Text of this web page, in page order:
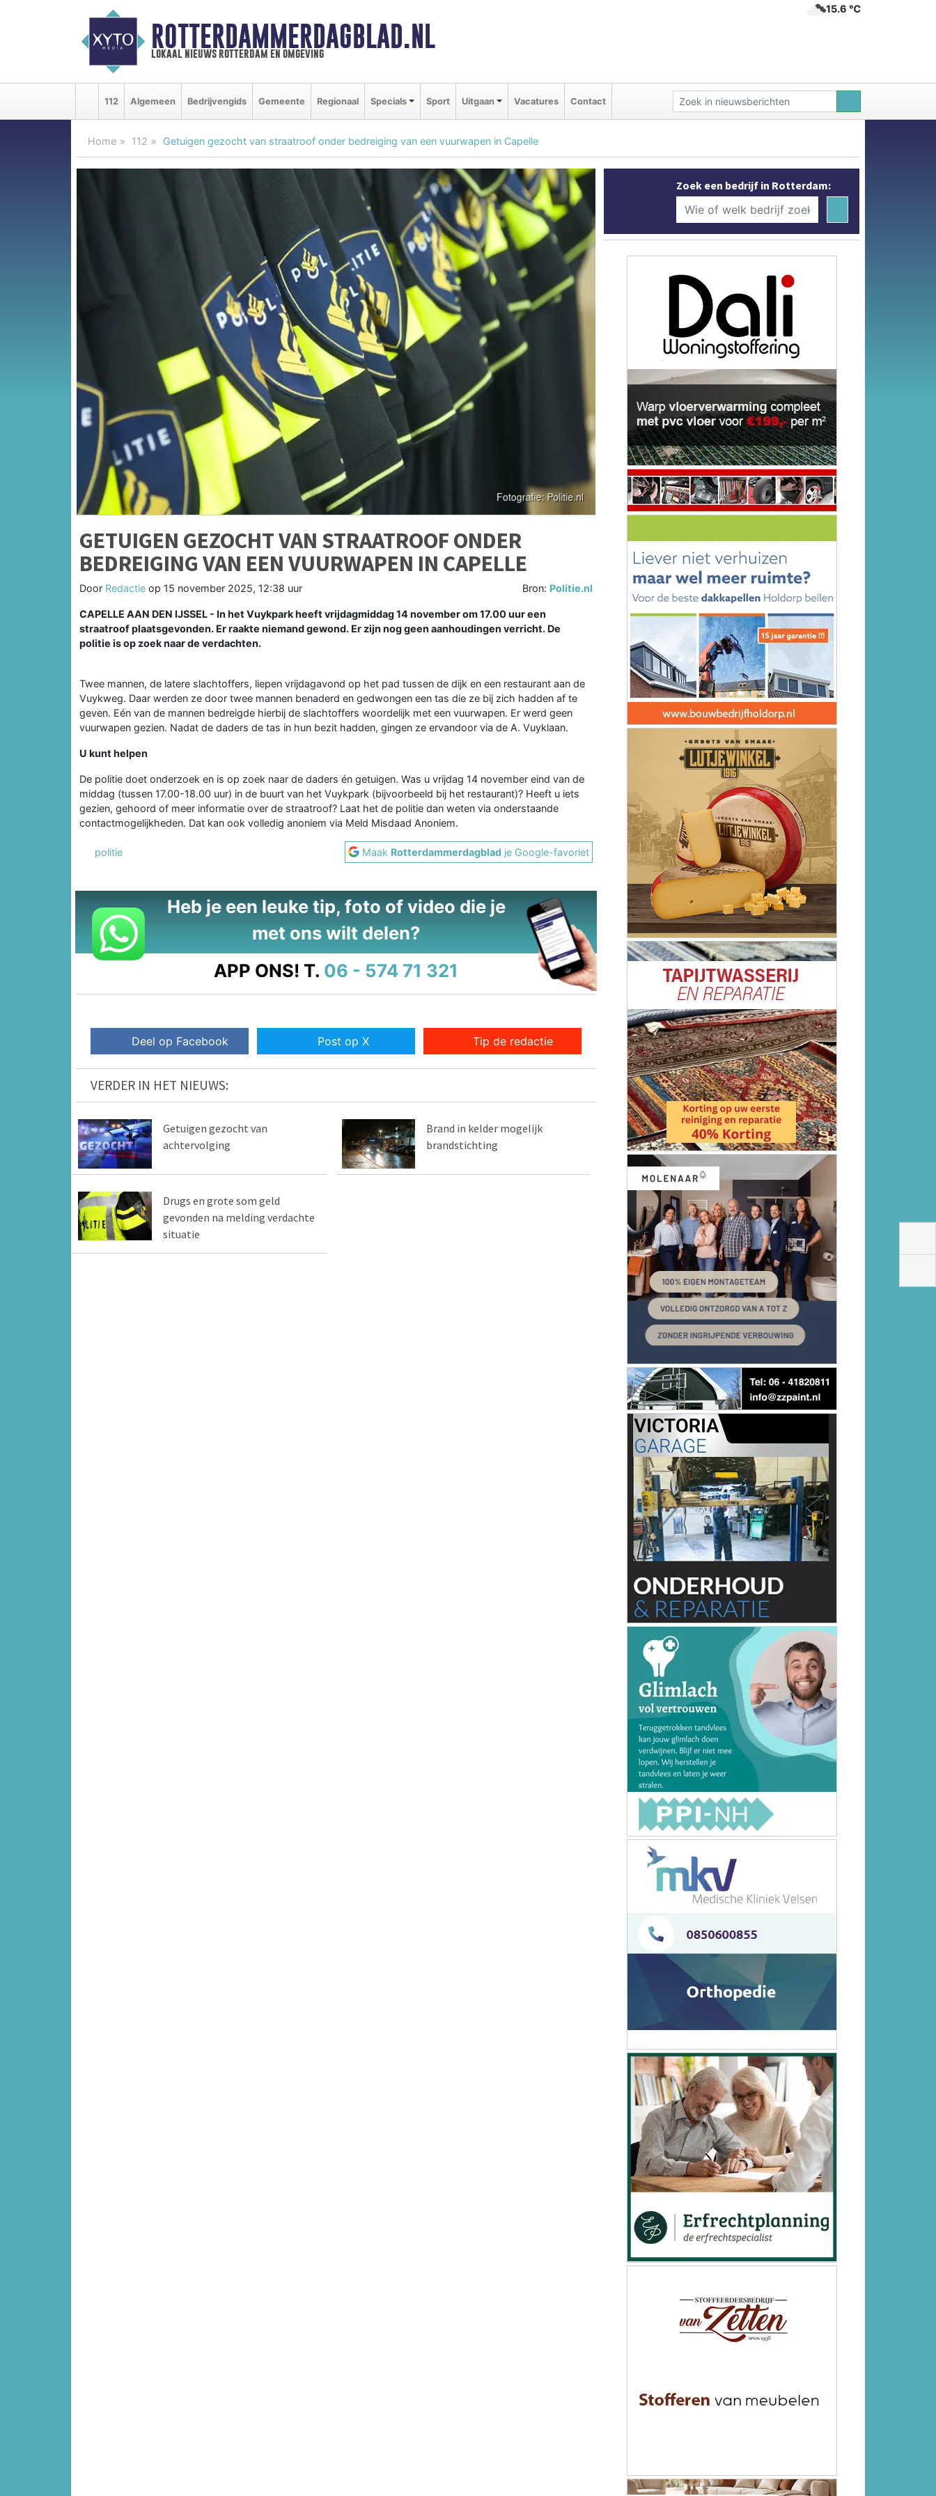
ROTTERDAMMERDAGBLAD.NL
lokaal nieuws rotterdam en omgeving
15.6 ℃
112 Algemeen Bedrijvengids Gemeente Regionaal Specials Sport Uitgaan Vacatures Contact
Home 112 Getuigen gezocht van straatroof onder bedreiging van een vuurwapen in Capelle
GETUIGEN GEZOCHT VAN STRAATROOF ONDER
BEDREIGING VAN EEN VUURWAPEN IN CAPELLE
Door Redactie op 15 november 2025, 12:38 uur Bron: Politie.nl
CAPELLE AAN DEN IJSSEL - In het Vuykpark heeft vrijdagmiddag 14 november om 17.00 uur een
straatroof plaatsgevonden. Er raakte niemand gewond. Er zijn nog geen aanhoudingen verricht. De
politie is op zoek naar de verdachten.
Twee mannen, de latere slachtoffers, liepen vrijdagavond op het pad tussen de dijk en een restaurant aan de
Vuykweg. Daar werden ze door twee mannen benaderd en gedwongen een tas die ze bij zich hadden af te
geven. Eén van de mannen bedreigde hierbij de slachtoffers woordelijk met een vuurwapen. Er werd geen
vuurwapen gezien. Nadat de daders de tas in hun bezit hadden, gingen ze ervandoor via de A. Vuyklaan.
U kunt helpen
De politie doet onderzoek en is op zoek naar de daders én getuigen. Was u vrijdag 14 november eind van de
middag (tussen 17.00-18.00 uur) in de buurt van het Vuykpark (bijvoorbeeld bij het restaurant)? Heeft u iets
gezien, gehoord of meer informatie over de straatroof? Laat het de politie dan weten via onderstaande
contactmogelijkheden. Dat kan ook volledig anoniem via Meld Misdaad Anoniem.
politie Maak Rotterdammerdagblad je Google-favoriet
Heb je een leuke tip, foto of video die je
met ons wilt delen?
APP ONS! T. 06 - 574 71 321
Deel op Facebook Post op X Tip de redactie
VERDER IN HET NIEUWS:
Getuigen gezocht van
achtervolging
Brand in kelder mogelijk
brandstichting
Drugs en grote som geld
gevonden na melding verdachte
situatie
Zoek een bedrijf in Rotterdam: